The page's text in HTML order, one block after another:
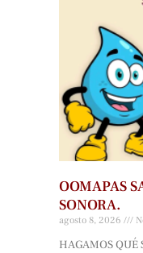
OOMAPAS
SONORA.
agosto 8, 2026
HAGAMOS QUÉ